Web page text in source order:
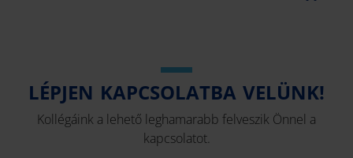
LÉPJEN KAPCSOLATBA VELÜNK!
Kollégáink a lehető leghamarabb felveszik Önnel a
kapcsolatot.